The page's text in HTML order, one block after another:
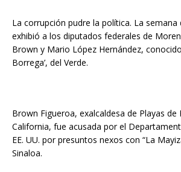
La corrupción pudre la política. La semana
exhibió a los diputados federales de
Brown y Mario López Hernández,
Borrega’, del Verde.
Brown Figueroa, exalcaldesa de Playas de
California, fue acusada por el
EE. UU. por presuntos nexos con “La
Sinaloa.